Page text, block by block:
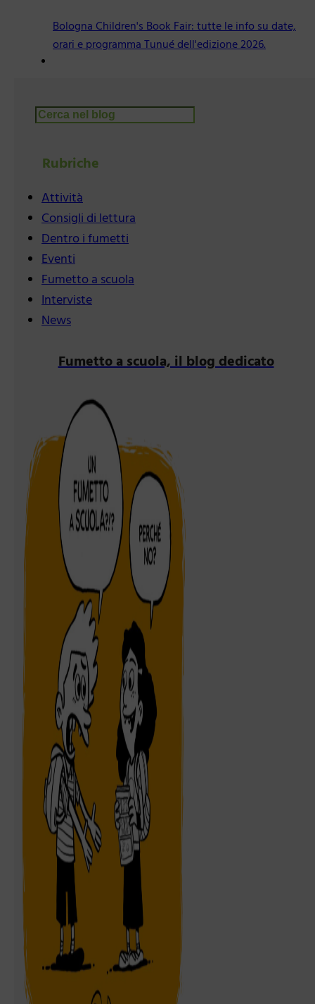
Bologna Children's Book Fair: tutte le info su date,
orari e programma Tunué dell'edizione 2026.
Cerca
Rubriche
Attività
Consigli di lettura
Dentro i fumetti
Eventi
Fumetto a scuola
Interviste
News
Fumetto a scuola, il blog dedicato